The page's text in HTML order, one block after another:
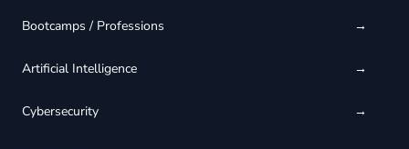
Bootcamps / Professions
Artificial Intelligence
Cybersecurity